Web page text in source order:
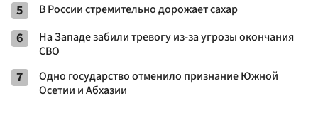
5 В России стремительно дорожает сахар
6
На Западе забили тревогу из-за угрозы окончания
СВО
7
Одно государство отменило признание Южной
Осетии и Абхазии